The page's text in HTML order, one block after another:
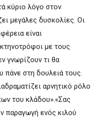
κύριο λόγο στον
μεγάλες δυσκολίες. Οι
είναι
με τους
γνωρίζουν τι θα
πάνε στη δουλειά τους.
αρνητικό ρόλο
του κλάδου».«Σας
παραγωγή ενός κιλού